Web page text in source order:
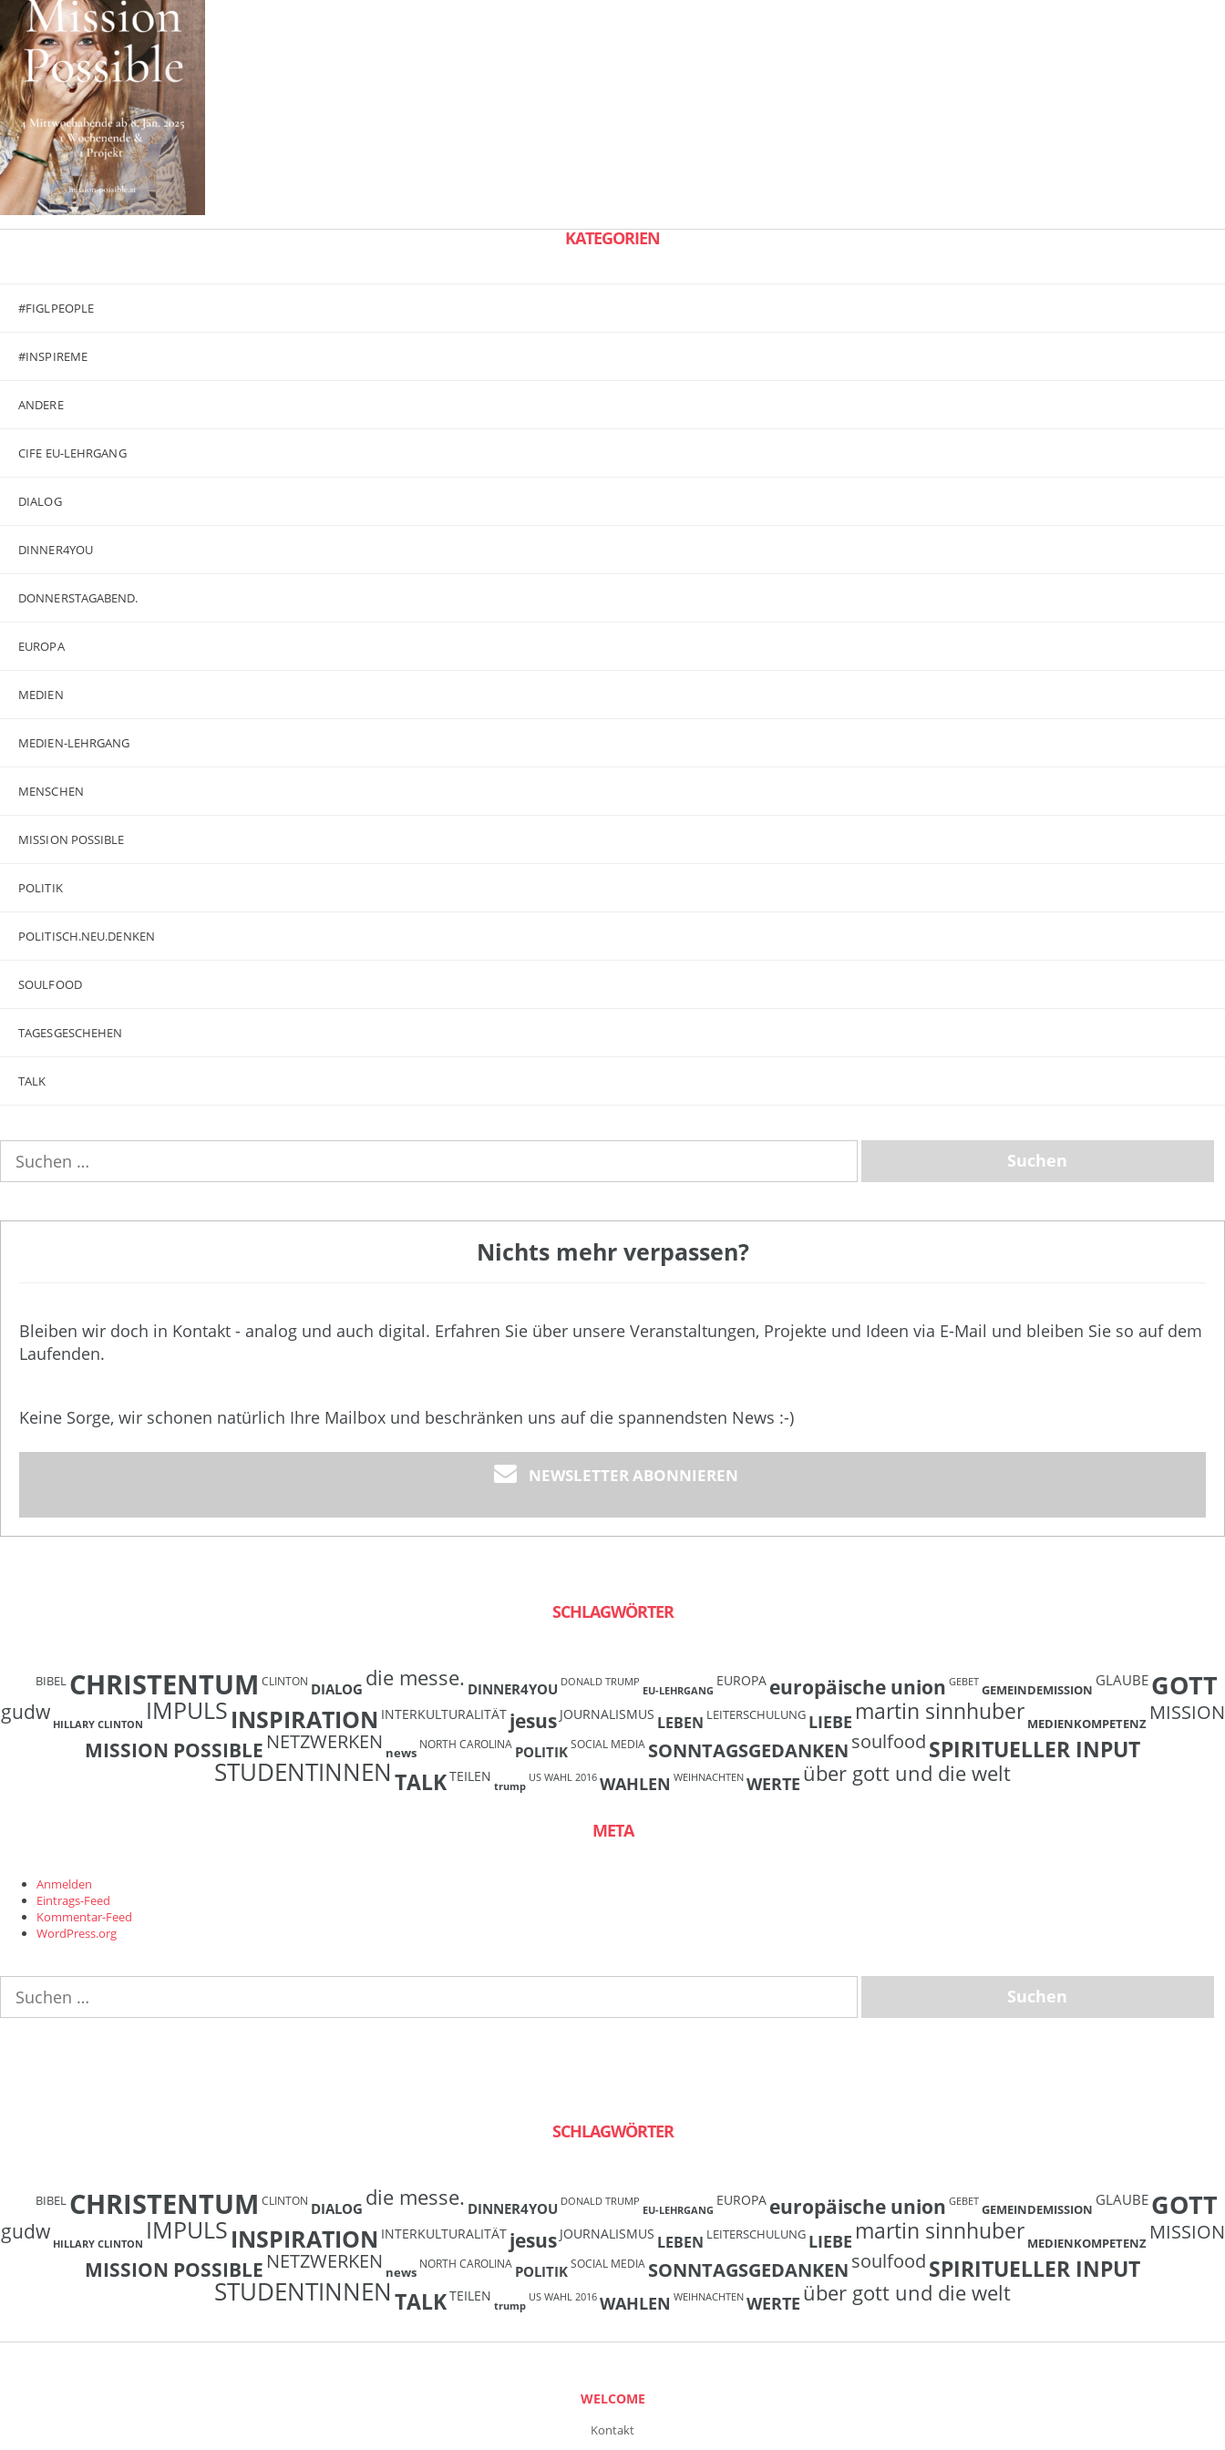
KATEGORIEN
#FIGLPEOPLE
#INSPIREME
ANDERE
CIFE EU-LEHRGANG
DIALOG
DINNER4YOU
DONNERSTAGABEND.
EUROPA
MEDIEN
MEDIEN-LEHRGANG
MENSCHEN
MISSION POSSIBLE
POLITIK
POLITISCH.NEU.DENKEN
SOULFOOD
TAGESGESCHEHEN
TALK
nach:
Nichts mehr verpassen?
Bleiben wir doch in Kontakt - analog und auch digital. Erfahren Sie über unsere Veranstaltungen, Projekte und Ideen via E-Mail und bleiben Sie so auf dem
Laufenden.
Keine Sorge, wir schonen natürlich Ihre Mailbox und beschränken uns auf die spannendsten News :-)
NEWSLETTER ABONNIEREN
SCHLAGWÖRTER
BIBEL CHRISTENTUM CLINTON DIALOG die messe. DINNER4YOU DONALD TRUMP
EU-LEHRGANG
EUROPA europäische union GEBET GEMEINDEMISSION
GLAUBE GOTT
gudw HILLARY CLINTON IMPULSINSPIRATION INTERKULTURALITÄT jesus JOURNALISMUS LEBEN LEITERSCHULUNG LIEBE martin sinnhuber MEDIENKOMPETENZ MISSION
MISSION POSSIBLE NETZWERKEN news
NORTH CAROLINA POLITIKSOCIAL MEDIA SONNTAGSGEDANKENsoulfoodSPIRITUELLER INPUT
STUDENTINNENTALKTEILEN
trump
US WAHL 2016 WAHLEN WEIHNACHTEN WERTE über gott und die welt
META
Anmelden
Eintrags-Feed
Kommentar-Feed
WordPress.org
nach:
SCHLAGWÖRTER
BIBEL CHRISTENTUM CLINTON DIALOG die messe. DINNER4YOU DONALD TRUMP
EU-LEHRGANG
EUROPA europäische union GEBET GEMEINDEMISSION
GLAUBE GOTT
gudw HILLARY CLINTON IMPULSINSPIRATION INTERKULTURALITÄT jesus JOURNALISMUS LEBEN LEITERSCHULUNG LIEBE martin sinnhuber MEDIENKOMPETENZ MISSION
MISSION POSSIBLE NETZWERKEN news
NORTH CAROLINA POLITIKSOCIAL MEDIA SONNTAGSGEDANKENsoulfoodSPIRITUELLER INPUT
STUDENTINNENTALKTEILEN
trump
US WAHL 2016 WAHLEN WEIHNACHTEN WERTE über gott und die welt
WELCOME
Kontakt